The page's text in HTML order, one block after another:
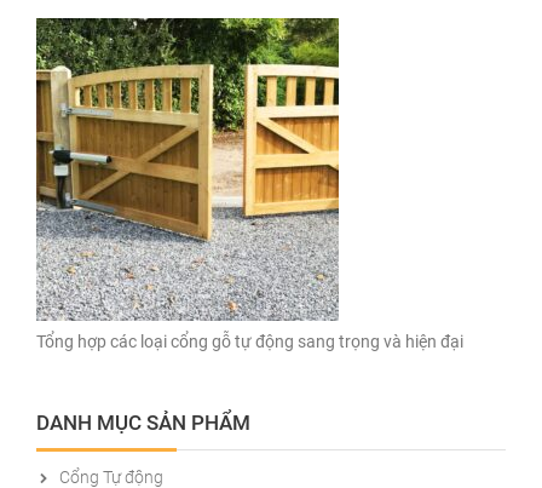
Tổng hợp các loại cổng gỗ tự động sang trọng và hiện đại
DANH MỤC SẢN PHẨM
Cổng Tự động